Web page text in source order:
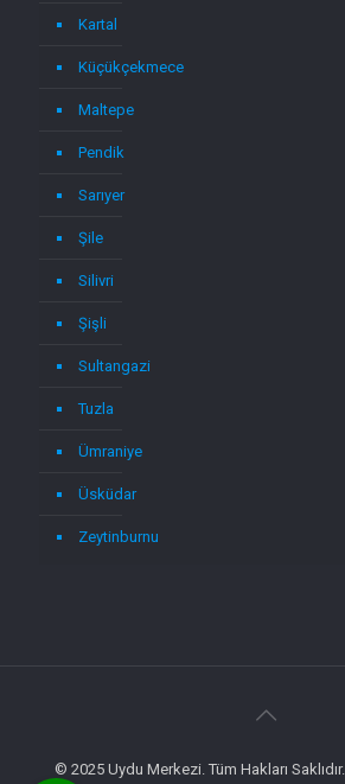
Kartal
Küçükçekmece
Maltepe
Pendik
Sarıyer
Şile
Silivri
Şişli
Sultangazi
Tuzla
Ümraniye
Üsküdar
Zeytinburnu
© 2025 Uydu Merkezi. Tüm Hakları Saklıdır.